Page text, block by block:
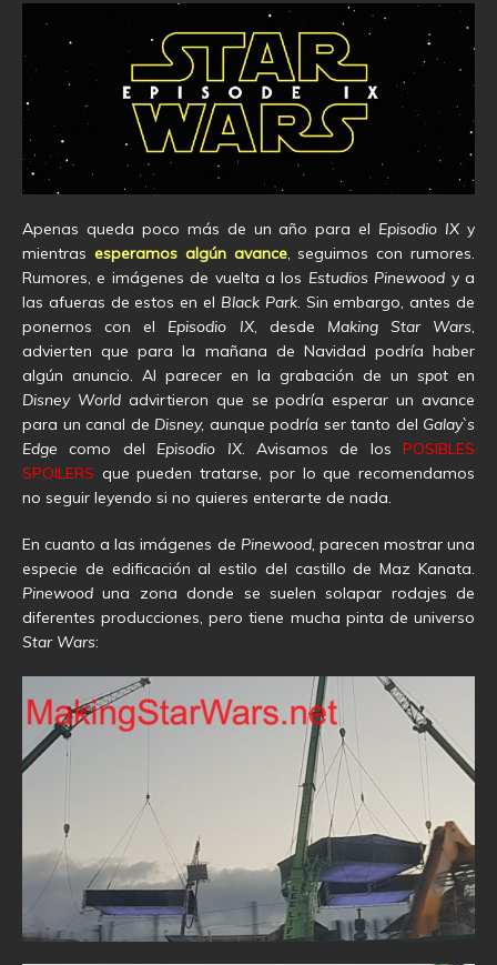
Apenas queda poco más de un año para el Episodio IX y
mientras esperamos algún avance, seguimos con rumores.
Rumores, e imágenes de vuelta a los Estudios Pinewood y a
las afueras de estos en el Black Park. Sin embargo, antes de
ponernos con el Episodio IX, desde Making Star Wars,
advierten que para la mañana de Navidad podría haber
algún anuncio. Al parecer en la grabación de un spot en
Disney Worldadvirtieron que se podría esperar un avance
para un canal de Disney, aunque podría ser tanto del Galay`s
Edge como del Episodio IX. Avisamos de los POSIBLES
SPOILERS que pueden tratarse, por lo que recomendamos
no seguir leyendo si no quieres enterarte de nada.
En cuanto a las imágenes de Pinewood, parecen mostrar una
especie de edificación al estilo del castillo de Maz Kanata.
Pinewood una zona donde se suelen solapar rodajes de
diferentes producciones, pero tiene mucha pinta de universo
Star Wars: